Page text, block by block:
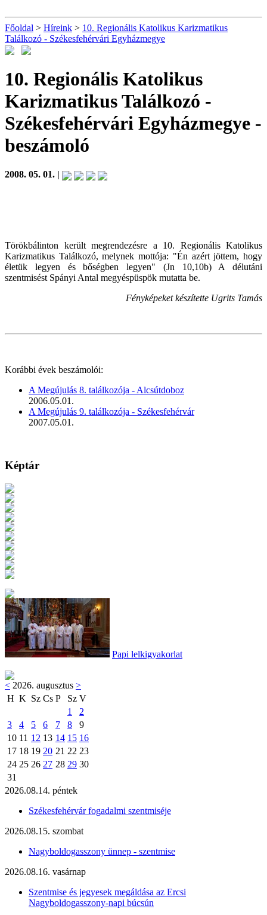
Főoldal > Híreink > 10. Regionális Katolikus Karizmatikus
Találkozó - Székesfehérvári Egyházmegye
10. Regionális Katolikus
Karizmatikus Találkozó -
Székesfehérvári Egyházmegye -
beszámoló
2008. 05. 01. |
Törökbálinton került megrendezésre a 10. Regionális Katolikus
Karizmatikus Találkozó, melynek mottója: "Én azért jöttem, hogy
életük legyen és bőségben legyen" (Jn 10,10b) A délutáni
szentmisést Spányi Antal megyéspüspök mutatta be.
Fényképeket készítette Ugrits Tamás
Korábbi évek beszámolói:
A Megújulás 8. találkozója - Alcsútdoboz
2006.05.01.
A Megújulás 9. találkozója - Székesfehérvár
2007.05.01.
Képtár
Papi lelkigyakorlat
< 2026. augusztus >
H K Sz Cs P Sz V
1
2
3
4 5 6 7 8
9
10 11 12 13 14 15 16
17 18 19 20 21 22 23
24 25 26 27 28 29 30
31
2026.08.14. péntek
Székesfehérvár fogadalmi szentmiséje
2026.08.15. szombat
Nagyboldogasszony ünnep - szentmise
2026.08.16. vasárnap
Szentmise és jegyesek megáldása az Ercsi
Nagyboldogasszony-napi búcsún